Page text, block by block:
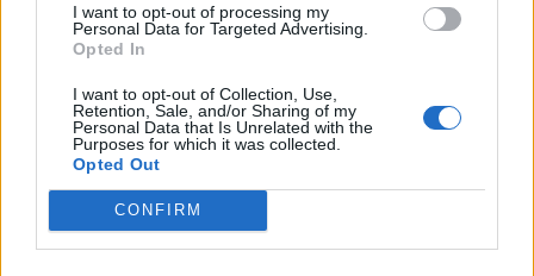
I want to opt-out of processing my
Personal Data for Targeted Advertising.
Opted In
I want to opt-out of Collection, Use,
Retention, Sale, and/or Sharing of my
Personal Data that Is Unrelated with the
Purposes for which it was collected.
Opted Out
CONFIRM